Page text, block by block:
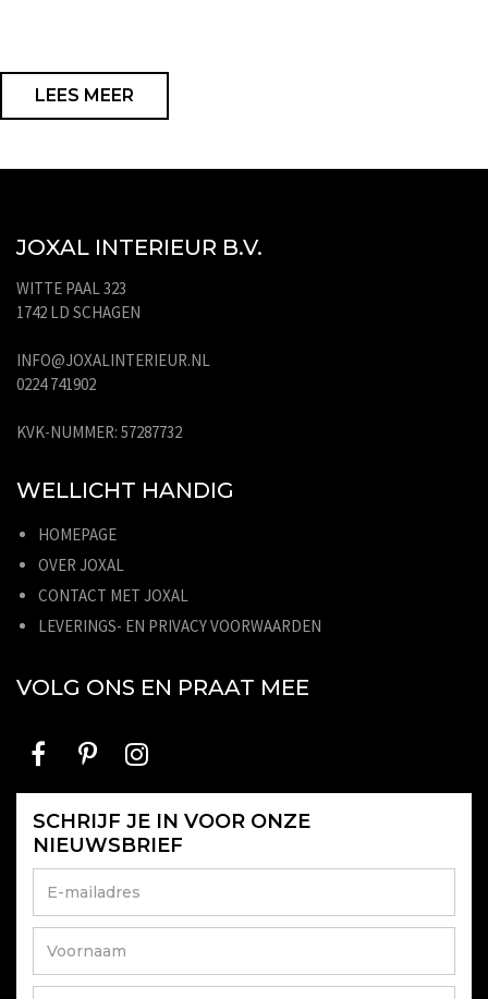
LEES MEER
JOXAL INTERIEUR B.V.
WITTE PAAL 323
1742 LD SCHAGEN
INFO@JOXALINTERIEUR.NL
0224 741902
KVK-NUMMER: 57287732
WELLICHT HANDIG
HOMEPAGE
OVER JOXAL
CONTACT MET JOXAL
LEVERINGS- EN PRIVACY VOORWAARDEN
VOLG ONS EN PRAAT MEE
SCHRIJF JE IN VOOR ONZE
NIEUWSBRIEF